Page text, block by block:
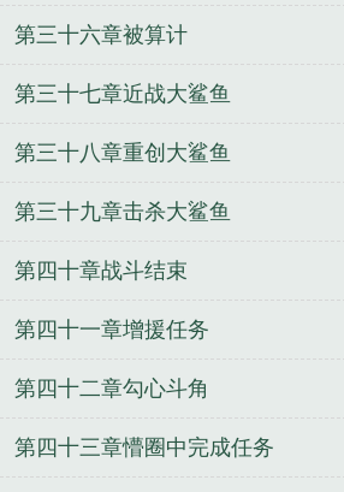
第三十六章被算计
第三十七章近战大鲨鱼
第三十八章重创大鲨鱼
第三十九章击杀大鲨鱼
第四十章战斗结束
第四十一章增援任务
第四十二章勾心斗角
第四十三章懵圈中完成任务